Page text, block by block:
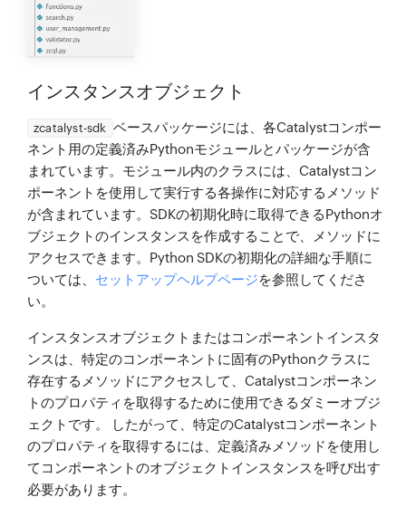
インスタンスオブジェクト
zcatalyst-sdk ベースパッケージには、各Catalystコンポー
ネント用の定義済みPythonモジュールとパッケージが含
まれています。モジュール内のクラスには、Catalystコン
ポーネントを使用して実行する各操作に対応するメソッド
が含まれています。SDKの初期化時に取得できるPythonオ
ブジェクトのインスタンスを作成することで、メソッドに
アクセスできます。Python SDKの初期化の詳細な手順に
ついては、 セットアップヘルプページを参照してくださ
い。
インスタンスオブジェクト またはコンポーネントインスタ
ンスは、特定のコンポーネントに固有のPythonクラスに
存在するメソッドにアクセスして、Catalystコンポーネン
トのプロパティを取得するために使用できるダミーオブジ
ェクトです。 したがって、特定のCatalystコンポーネント
のプロパティを取得するには、定義済みメソッドを使用し
てコンポーネントのオブジェクトインスタンスを呼び出す
必要があります。